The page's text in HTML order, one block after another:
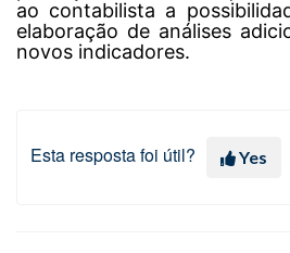
ao contabilista a
elaboração de análises
novos indicadores.
Esta resposta foi útil? Yes